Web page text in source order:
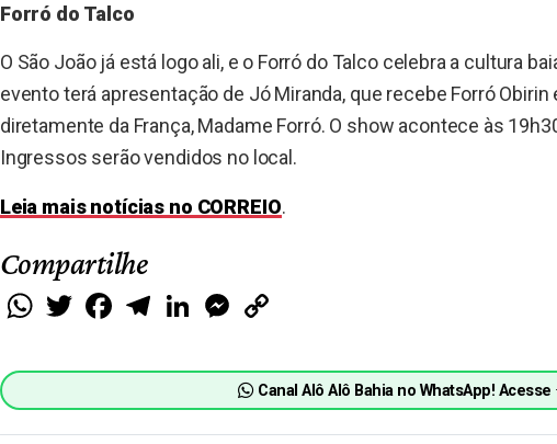
Forró do Talco
O São João já está logo ali, e o Forró do Talco celebra a cultura
evento terá apresentação de Jó Miranda, que recebe Forró Obirin
diretamente da França, Madame Forró. O show acontece às
Ingressos serão vendidos no local.
Leia mais notícias no CORREIO.
Compartilhe
WhatsApp
Twitter FacebookTelegramLinkedIn Messenger
Canal Alô Alô Bahia no WhatsApp! Acesse